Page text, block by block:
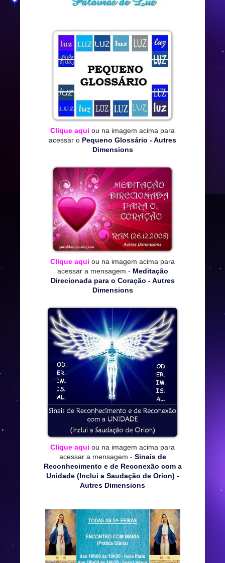
Clique aqui ou na imagem acima para
acessar o Pequeno Glossário - Autres
Dimensions
Clique aqui ou na imagem acima para
acessar a mensagem - Meditação
Direcionada para o Coração - Autres
Dimensions
Clique aqui ou na imagem acima para
acessar a mensagem - Sinais de
Reconhecimento e de Reconexão com a
Unidade (Inclui a Saudação de Orion) -
Autres Dimensions